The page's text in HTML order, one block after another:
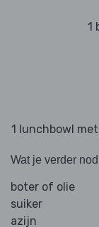
1
1 lunchbowl
Wat je verder
boter of olie
suiker
azijn